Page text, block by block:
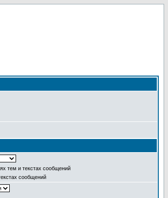
тем и текстах сообщений
сообщений